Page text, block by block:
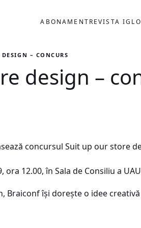
ABONAMENTREVISTA
– CONCURS
design –
concursul Suit up our store
12.00, în Sala de Consiliu a
Braiconf își dorește o idee